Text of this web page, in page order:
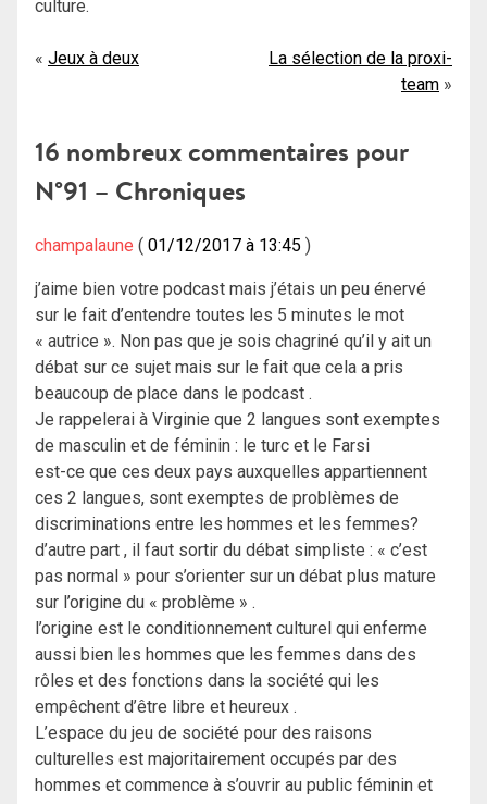
culture.
Navigation
l’article
Jeux à deux
La sélection de la proxi-
team
16 nombreux commentaires pour
N°91 – Chroniques
champalaune 01/12/2017 à 13:45
j’aime bien votre podcast mais j’étais un peu énervé
sur le fait d’entendre toutes les 5 minutes le mot
« autrice ». Non pas que je sois chagriné qu’il y ait un
débat sur ce sujet mais sur le fait que cela a pris
beaucoup de place dans le podcast .
Je rappelerai à Virginie que 2 langues sont exemptes
de masculin et de féminin : le turc et le Farsi
est-ce que ces deux pays auxquelles appartiennent
ces 2 langues, sont exemptes de problèmes de
discriminations entre les hommes et les femmes?
d’autre part , il faut sortir du débat simpliste : « c’est
pas normal » pour s’orienter sur un débat plus mature
sur l’origine du « problème » .
l’origine est le conditionnement culturel qui enferme
aussi bien les hommes que les femmes dans des
rôles et des fonctions dans la société qui les
empêchent d’être libre et heureux .
L’espace du jeu de société pour des raisons
culturelles est majoritairement occupés par des
hommes et commence à s’ouvrir au public féminin et